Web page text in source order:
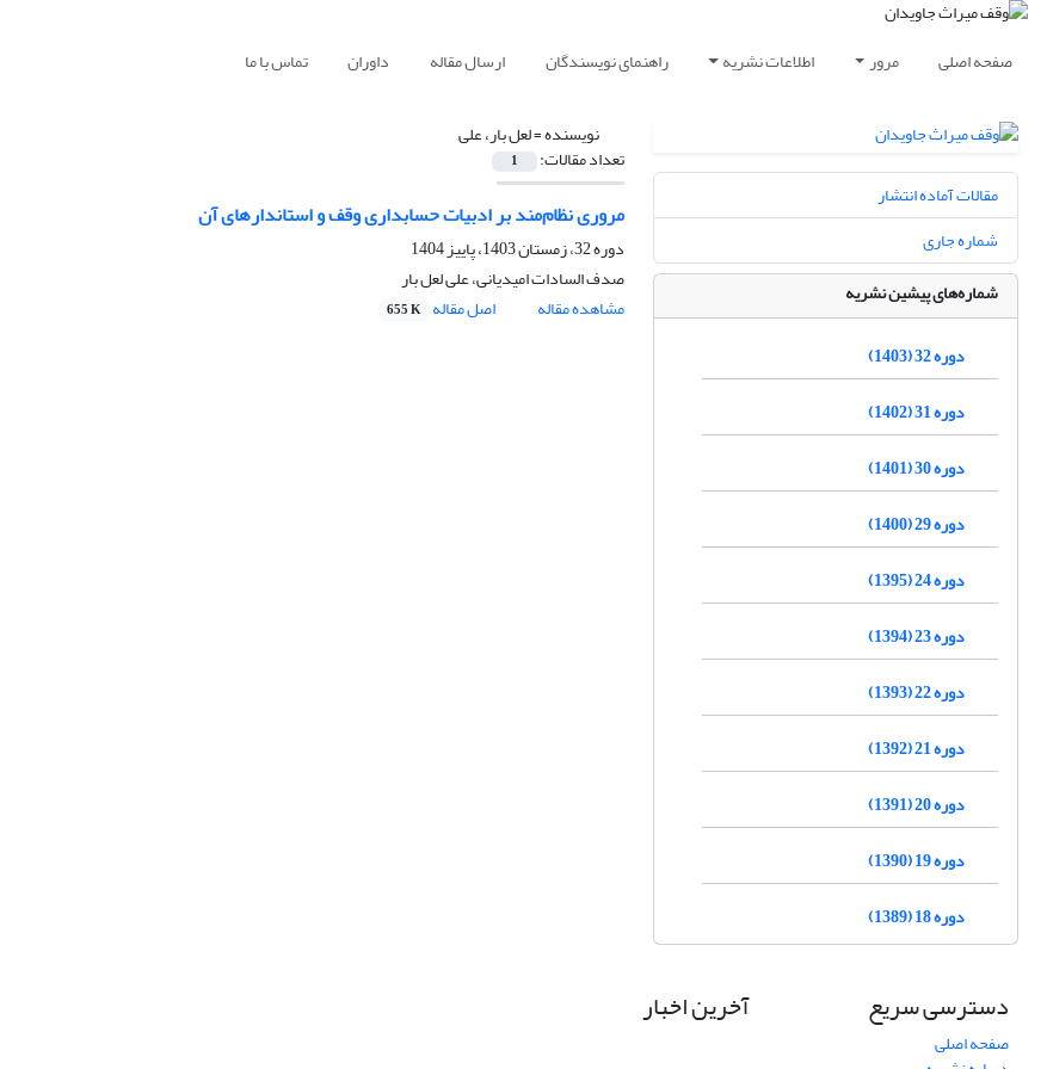
صفحه اصلی مرور اطلاعات نشریه راهنمای نویسندگان ارسال مقاله داوران تماس با ما
نویسنده =لعل بار، علی
تعداد مقالات: 1
مروری نظام‌مند بر ادبیات حسابداری وقف و استاندارهای آن
دوره 32، زمستان 1403، پاییز 1404
صدف السادات امیدیانی، علی لعل بار
مشاهده مقاله
اصل مقاله 655 K
مقالات آماده انتشار
شماره جاری
شماره‌های پیشین نشریه
دوره 32 (1403)
دوره 31 (1402)
دوره 30 (1401)
دوره 29 (1400)
دوره 24 (1395)
دوره 23 (1394)
دوره 22 (1393)
دوره 21 (1392)
دوره 20 (1391)
دوره 19 (1390)
دوره 18 (1389)
دسترسی سریع
صفحه اصلی
آخرین اخبار